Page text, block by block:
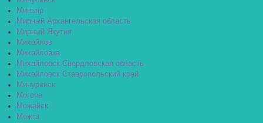
Миньяр
Мирный Архангельская область
Мирный Якутия
Михайлов
Михайловка
Михайловск Свердловская область
Михайловск Ставропольский край
Мичуринск
Могоча
Можайск
Можга